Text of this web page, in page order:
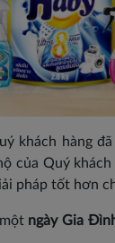
khách hàng
của Quý
pháp tốt hơn
ngày Gia